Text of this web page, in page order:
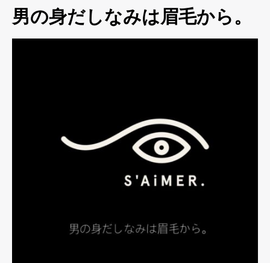
男の身だしなみは眉毛から。